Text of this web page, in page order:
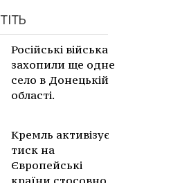
Російські війська
захопили ще одне
село в Донецькій
області.
Кремль активізує
тиск на
Європейські
країни стосовно